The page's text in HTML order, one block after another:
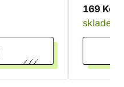
169 Kč
skladem